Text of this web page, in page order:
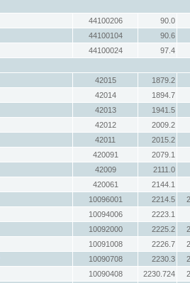
44100206
90.0
44100104
90.6
44100024
97.4
42015
1879.2
42014
1894.7
42013
1941.5
42012
2009.2
42011
2015.2
420091
2079.1
42009
2111.0
420061
2144.1
10096001 2214.5
10094006
2223.1
10092000 2225.2
10091008 2226.7
10090708 2230.3
10090408 2230.724